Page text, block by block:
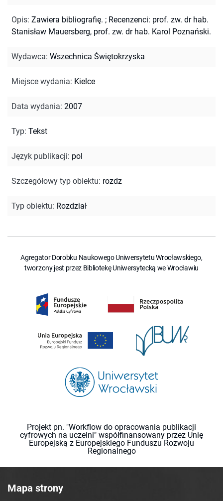
Opis: Zawiera bibliografię. ; Recenzenci: prof. zw. dr hab.
Stanisław Mauersberg, prof. zw. dr hab. Karol Poznański.
Wydawca: Wszechnica Świętokrzyska
Miejsce wydania: Kielce
Data wydania: 2007
Typ: Tekst
Język publikacji: pol
Szczegółowy typ obiektu: rozdz
Typ obiektu: Rozdział
Agregator Dorobku Naukowego Uniwersytetu Wrocławskiego,
tworzony jest przez Bibliotekę Uniwersytecką we Wrocławiu
Projekt pn. "Workflow do opracowania publikacji
cyfrowych na uczelni" współfinansowany przez Unię
Europejską z Europejskiego Funduszu Rozwoju
Regionalnego
Mapa strony